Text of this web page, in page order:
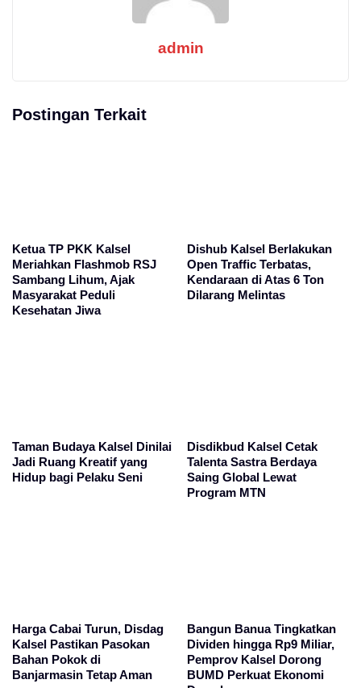
admin
Postingan Terkait
Ketua TP PKK Kalsel
Meriahkan Flashmob RSJ
Sambang Lihum, Ajak
Masyarakat Peduli
Kesehatan Jiwa
Dishub Kalsel Berlakukan
Open Traffic Terbatas,
Kendaraan di Atas 6 Ton
Dilarang Melintas
Taman Budaya Kalsel Dinilai
Jadi Ruang Kreatif yang
Hidup bagi Pelaku Seni
Disdikbud Kalsel Cetak
Talenta Sastra Berdaya
Saing Global Lewat
Program MTN
Harga Cabai Turun, Disdag
Kalsel Pastikan Pasokan
Bahan Pokok di
Banjarmasin Tetap Aman
Bangun Banua Tingkatkan
Dividen hingga Rp9 Miliar,
Pemprov Kalsel Dorong
BUMD Perkuat Ekonomi